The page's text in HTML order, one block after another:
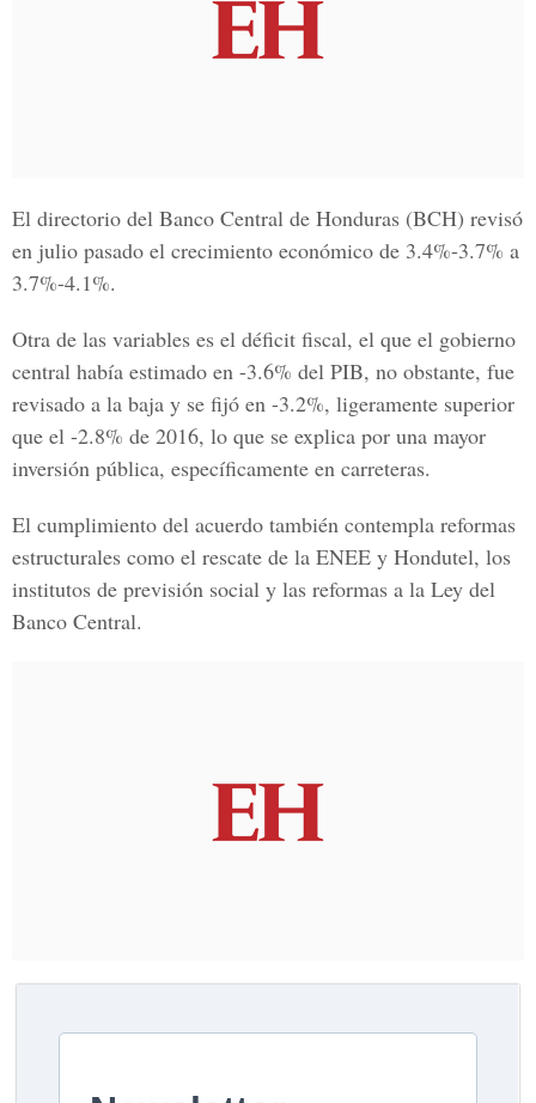
El directorio del Banco Central de Honduras (BCH) revisó
en julio pasado el crecimiento económico de 3.4%-3.7% a
3.7%-4.1%.
Otra de las variables es el déficit fiscal, el que el gobierno
central había estimado en -3.6% del PIB, no obstante, fue
revisado a la baja y se fijó en -3.2%, ligeramente superior
que el -2.8% de 2016, lo que se explica por una mayor
inversión pública, específicamente en carreteras.
El cumplimiento del acuerdo también contempla reformas
estructurales como el rescate de la ENEE y Hondutel, los
institutos de previsión social y las reformas a la Ley del
Banco Central.